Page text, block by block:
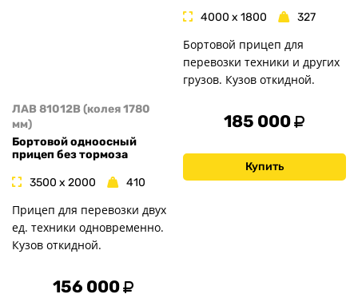
ЛАВ 81012B (колея 1780
мм)
Бортовой одноосный
прицеп без тормоза
3500 x 2000 410
Прицеп для перевозки двух
ед. техники одновременно.
Кузов откидной.
156 000
4000 x 1800 327
Бортовой прицеп для
перевозки техники и других
грузов. Кузов откидной.
185 000
Купить